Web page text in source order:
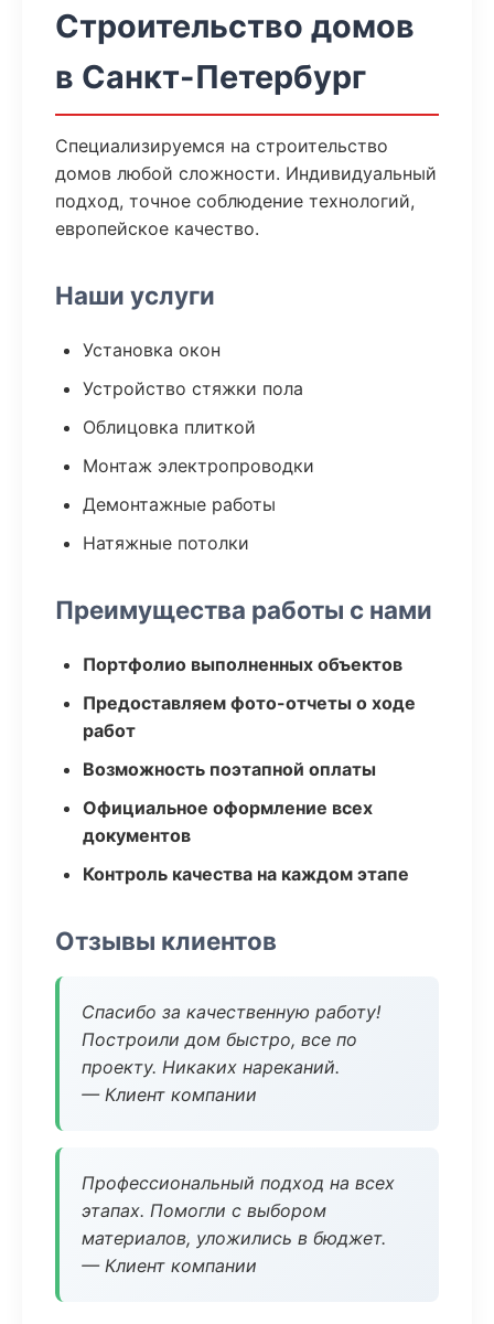
Строительство домов
в Санкт-Петербург
Специализируемся на строительство
домов любой сложности. Индивидуальный
подход, точное соблюдение технологий,
европейское качество.
Наши услуги
Установка окон
Устройство стяжки пола
Облицовка плиткой
Монтаж электропроводки
Демонтажные работы
Натяжные потолки
Преимущества работы с нами
Портфолио выполненных объектов
Предоставляем фото-отчеты о ходе
работ
Возможность поэтапной оплаты
Официальное оформление всех
документов
Контроль качества на каждом этапе
Отзывы клиентов
Спасибо за качественную работу!
Построили дом быстро, все по
проекту. Никаких нареканий.
— Клиент компании
Профессиональный подход на всех
этапах. Помогли с выбором
материалов, уложились в бюджет.
— Клиент компании